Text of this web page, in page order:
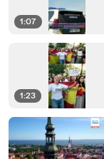
1:07
1:23